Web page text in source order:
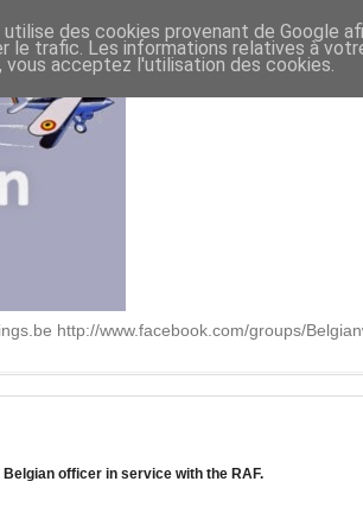
http://www.facebook.com/groups/
Belgian officer in service with the RAF.
des cookies provenant de Google
le trafic. Les informations relatives à
vous acceptez l'utilisation des cookies.